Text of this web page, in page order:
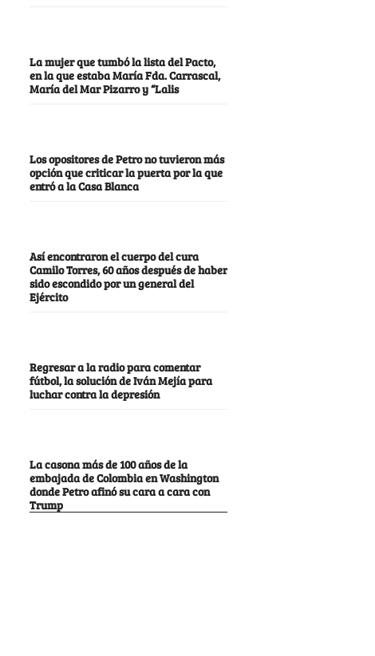
La mujer que tumbó la lista del Pacto,
en la que estaba María Fda. Carrascal,
María del Mar Pizarro y “Lalis
Los opositores de Petro no tuvieron más
opción que criticar la puerta por la que
entró a la Casa Blanca
Así encontraron el cuerpo del cura
Camilo Torres, 60 años después de haber
sido escondido por un general del
Ejército
Regresar a la radio para comentar
fútbol, la solución de Iván Mejía para
luchar contra la depresión
La casona más de 100 años de la
embajada de Colombia en Washington
donde Petro afinó su cara a cara con
Trump